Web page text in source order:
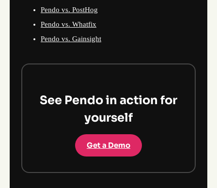
Pendo vs. PostHog
Pendo vs. Whatfix
Pendo vs. Gainsight
See Pendo in action for
yourself
Get a Demo